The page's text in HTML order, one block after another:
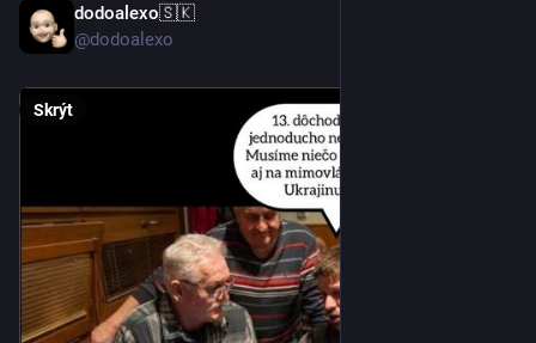
dodoalexo🇸🇰
@dodoalexo
Skrýt